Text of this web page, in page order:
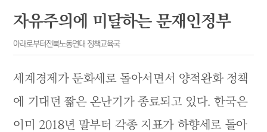
자유주의에 미달하는 문재인정부
아래로부터전북노동연대 정책교육국
세계경제가 둔화세로 돌아서면서 양적완화 정책
에 기대던 짧은 온난기가 종료되고 있다. 한국은
이미 2018년 말부터 각종 지표가 하향세로 돌아